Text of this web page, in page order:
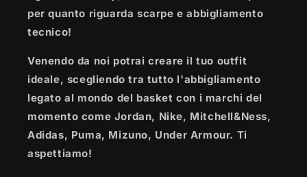
per quanto riguarda scarpe e abbigliamento
tecnico!
Venendo da noi potrai creare il tuo outfit
ideale, scegliendo tra tutto l'abbigliamento
legato al mondo del basket con i marchi del
momento come Jordan, Nike, Mitchell&Ness,
Adidas, Puma, Mizuno, Under Armour. Ti
aspettiamo!